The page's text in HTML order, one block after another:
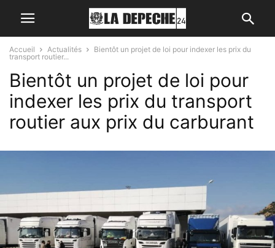
Accueil Actualités
Bientôt un projet de loi pour indexer les prix du
transport routier...
Bientôt un projet de loi pour
indexer les prix du transport
routier aux prix du carburant